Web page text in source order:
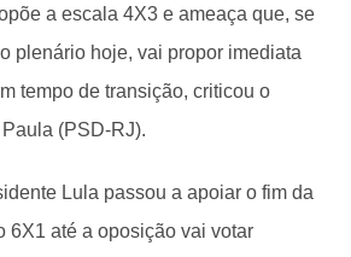
a escala 4X3 e ameaça que, se
plenário hoje, vai propor imediata
tempo de transição, criticou o
(PSD-RJ).
Lula passou a apoiar o fim da
6X1 até a oposição vai votar